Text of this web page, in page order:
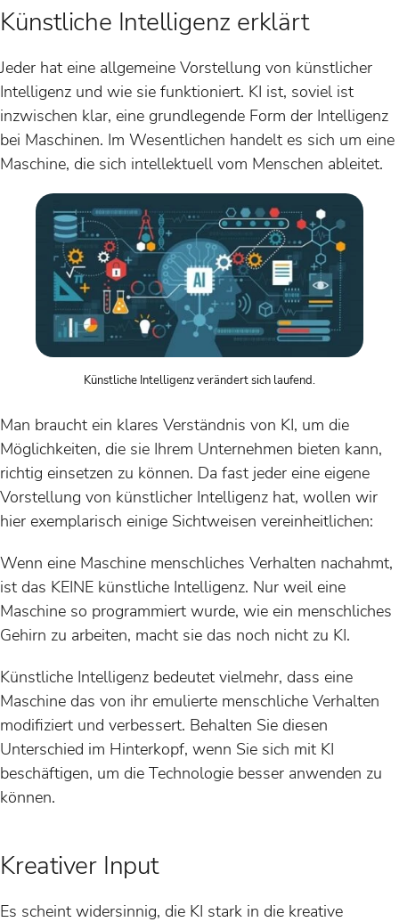
Künstliche Intelligenz erklärt
Jeder hat eine allgemeine Vorstellung von künstlicher
Intelligenz und wie sie funktioniert. KI ist, soviel ist
inzwischen klar, eine grundlegende Form der Intelligenz
bei Maschinen. Im Wesentlichen handelt es sich um eine
Maschine, die sich intellektuell vom Menschen ableitet.
Künstliche Intelligenz verändert sich laufend.
Man braucht ein klares Verständnis von KI, um die
Möglichkeiten, die sie Ihrem Unternehmen bieten kann,
richtig einsetzen zu können. Da fast jeder eine eigene
Vorstellung von künstlicher Intelligenz hat, wollen wir
hier exemplarisch einige Sichtweisen vereinheitlichen:
Wenn eine Maschine menschliches Verhalten nachahmt,
ist das KEINE künstliche Intelligenz. Nur weil eine
Maschine so programmiert wurde, wie ein menschliches
Gehirn zu arbeiten, macht sie das noch nicht zu KI.
Künstliche Intelligenz bedeutet vielmehr, dass eine
Maschine das von ihr emulierte menschliche Verhalten
modifiziert und verbessert. Behalten Sie diesen
Unterschied im Hinterkopf, wenn Sie sich mit KI
beschäftigen, um die Technologie besser anwenden zu
können.
Kreativer Input
Es scheint widersinnig, die KI stark in die kreative